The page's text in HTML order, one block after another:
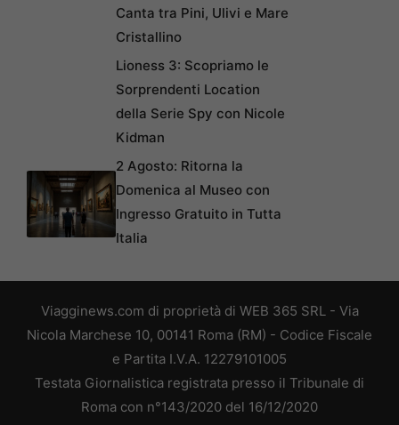
Canta tra Pini, Ulivi e Mare
Cristallino
Lioness 3: Scopriamo le
Sorprendenti Location
della Serie Spy con Nicole
Kidman
2 Agosto: Ritorna la
Domenica al Museo con
Ingresso Gratuito in Tutta
Italia
Viagginews.com di proprietà di WEB 365 SRL - Via
Nicola Marchese 10, 00141 Roma (RM) - Codice Fiscale
e Partita I.V.A. 12279101005
Testata Giornalistica registrata presso il Tribunale di
Roma con n°143/2020 del 16/12/2020